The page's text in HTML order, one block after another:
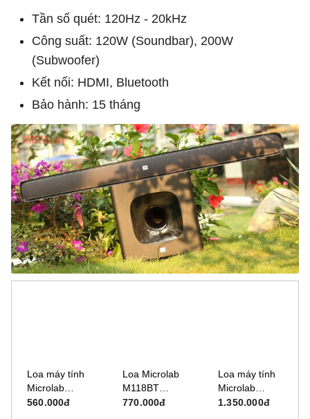
Tần số quét: 120Hz - 20kHz
Công suất: 120W (Soundbar), 200W
(Subwoofer)
Kết nối: HDMI, Bluetooth
Bảo hành: 15 tháng
Loa máy tính
Microlab
M105/2.1
560.000đ
Loa Microlab
M118BT
Bluetooth 2.1
770.000đ
Loa máy tính
Microlab
M900/4.1
1.350.000đ